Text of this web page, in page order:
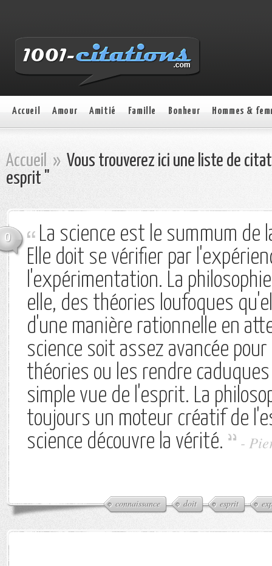
Accueil Amour Amitié Famille Bonheur Hommes &
Accueil » Vous trouverez ici une liste de
esprit "
0
La science est le summum de
Elle doit se vérifier par
l'expérimentation. La
elle, des théories loufoques
d'une manière rationnelle en
science soit assez avancée
théories ou les rendre
simple vue de l'esprit. La
toujours un moteur créatif de
science découvre la vérité.
-
connaissance doit esprit